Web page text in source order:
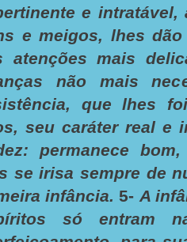
e
e meigos, lhes
atenções mais
não mais
que lhes
seu caráter real e
permanece
se irisa sempre de
infância. 5- A
só entram